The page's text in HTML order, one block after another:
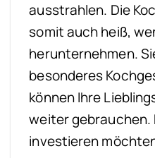
ausstrahlen. Die
somit auch heiß,
herunternehmen.
besonderes
können Ihre
weiter gebrauchen.
investieren